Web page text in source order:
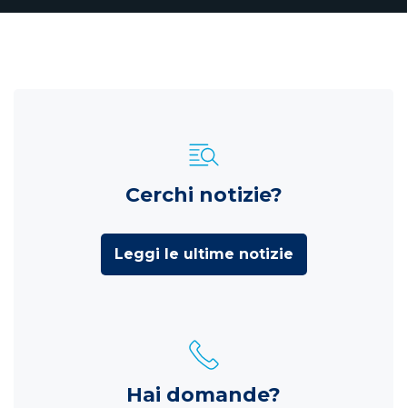
Cerchi notizie?
Leggi le ultime notizie
Hai domande?